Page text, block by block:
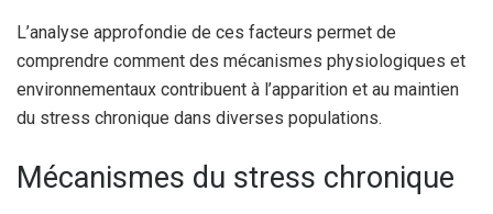
L’analyse approfondie de ces facteurs permet de
comprendre comment des mécanismes physiologiques et
environnementaux contribuent à l’apparition et au maintien
du stress chronique dans diverses populations.
Mécanismes du stress chronique